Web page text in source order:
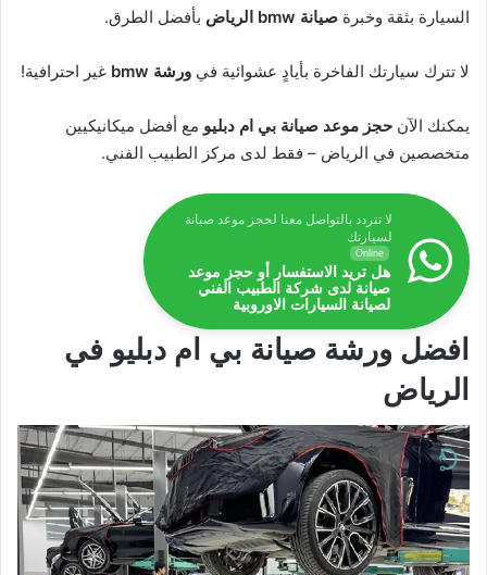
السيارة بثقة وخبرة صيانة bmw الرياض بأفضل الطرق.
لا تترك سيارتك الفاخرة بأيادٍ عشوائية في ورشة bmw غير احترافية!
يمكنك الآن حجز موعد صيانة بي ام دبليو مع أفضل ميكانيكيين
متخصصين في الرياض – فقط لدى مركز الطبيب الفني.
لا تتردد بالتواصل معنا لحجز موعد صيانة
لسيارتك
Online
هل تريد الاستفسار أو حجز موعد
صيانة لدى شركة الطبيب الفني
لصيانة السيارات الاوروبية
افضل ورشة صيانة بي ام دبليو في
الرياض